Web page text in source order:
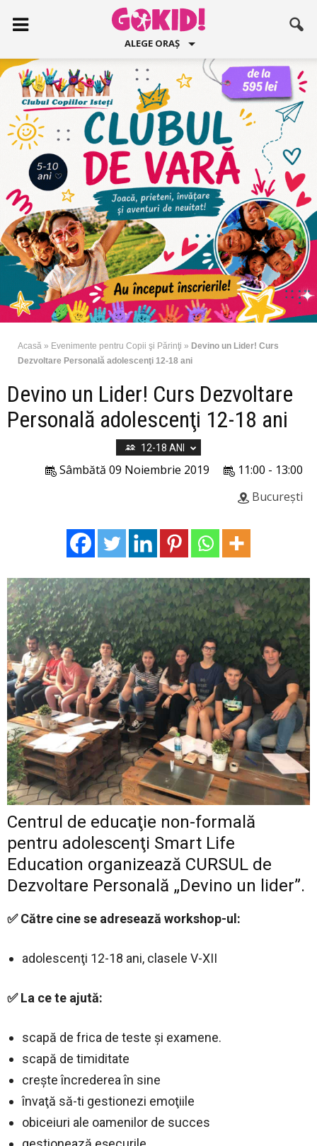
ALEGE ORAȘ
Acasă » Evenimente pentru Copii şi Părinţi » Devino un Lider! Curs
Dezvoltare Personală adolescenţi 12-18 ani
Devino un Lider! Curs Dezvoltare
Personală adolescenţi 12-18 ani
12-18 ANI
11:00 - 13:00
Sâmbătă 09 Noiembrie 2019
București
Centrul de educaţie non-formală
pentru adolescenţi Smart Life
Education organizează CURSUL de
Dezvoltare Personală „Devino un lider”.
✅ Către cine se adresează workshop-ul:
adolescenţi 12-18 ani, clasele V-XII
✅ La ce te ajută:
scapă de frica de teste și examene.
scapă de timiditate
creşte încrederea în sine
învaţă să-ti gestionezi emoţiile
obiceiuri ale oamenilor de succes